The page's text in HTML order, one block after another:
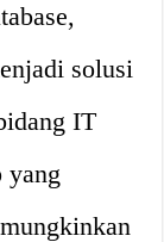
solusi
IT
yang